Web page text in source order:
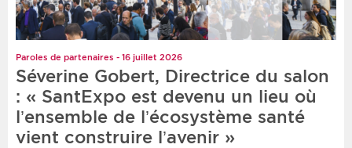
Paroles de partenaires - 16 juillet 2026
Séverine Gobert, Directrice du salon
: « SantExpo est devenu un lieu où
l’ensemble de l’écosystème santé
vient construire l’avenir »